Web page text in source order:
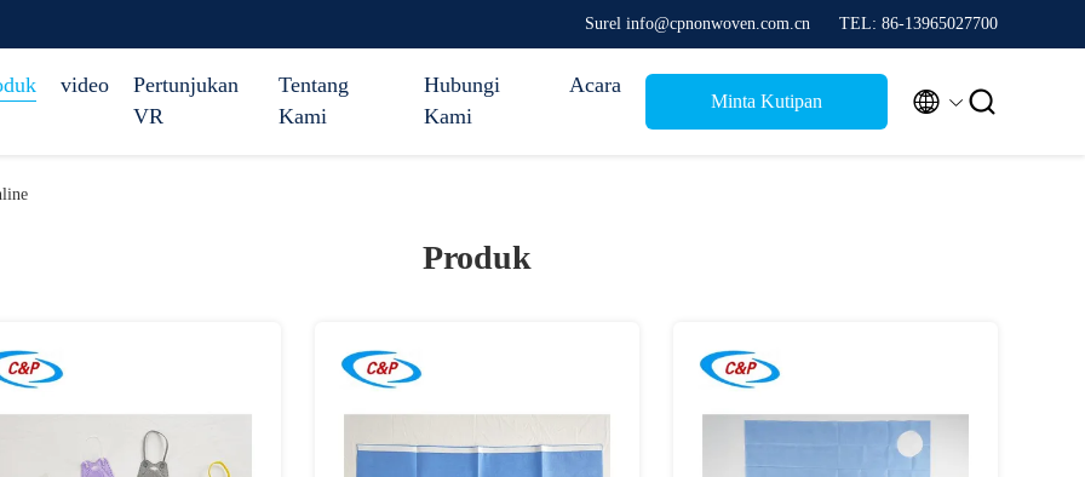
Surel info@cpnonwoven.com.cn TEL: 86-13965027700
video
Pertunjukan
VR
Tentang
Kami
Hubungi
Kami
Acara
Minta Kutipan  
Produk